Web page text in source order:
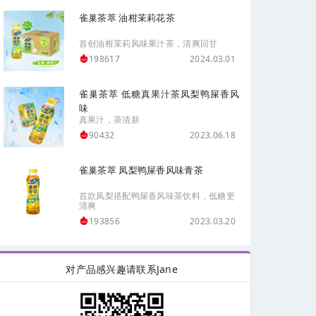
雀巢茶萃 油柑茉莉花茶
首创油柑茉莉风味果汁茶，清爽回甘
198617
2024.03.01
雀巢茶萃 低糖真果汁茶凤梨鸭屎香风
味
真果汁，茶清新
90432
2023.06.18
雀巢茶萃 凤梨鸭屎香风味青茶
首款凤梨搭配鸭屎香风味茶饮料，低糖更
清爽
193856
2023.03.20
对产品感兴趣请联系Jane